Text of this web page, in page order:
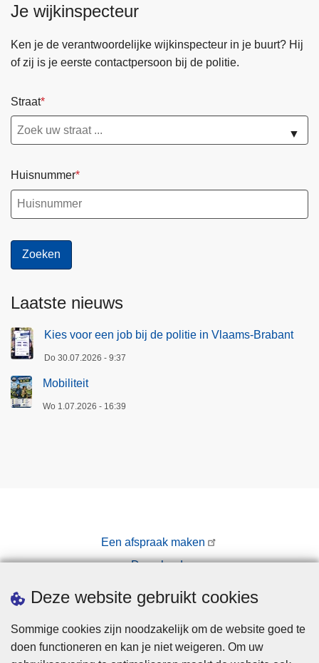
Deze website gebruikt cookies
Sommige cookies zijn noodzakelijk om de website goed te
doen functioneren en kan je niet weigeren. Om uw
Je wijkinspecteur
Ken je de verantwoordelijke wijkinspecteur in je buurt? Hij
of zij is je eerste contactpersoon bij de politie.
Straat
▼
Huisnummer
Laatste nieuws
Kies voor een job bij de politie in Vlaams-Brabant
Do 30.07.2026 - 9:37
Mobiliteit
Wo 1.07.2026 - 16:39
Een afspraak maken
Downloads